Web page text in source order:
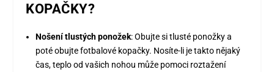
KOPAČKY?
Nošení tlustých ponožek: Obujte si tlusté ponožky a
poté obujte fotbalové kopačky. Nosíte-li je takto nějaký
čas, teplo od vašich nohou může pomoci roztažení